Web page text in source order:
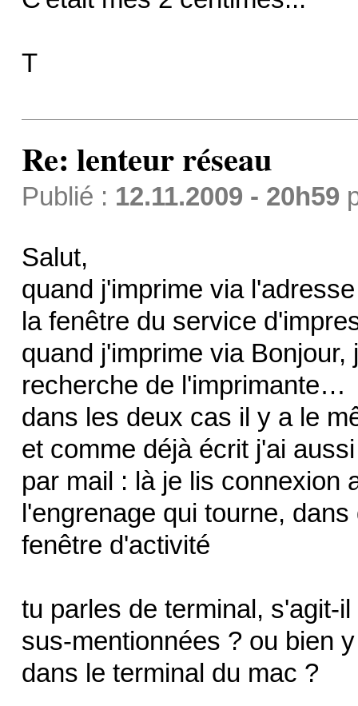
T
Re: lenteur réseau
Publié : 12.11.2009 - 20h59
Salut,
quand j'imprime via
la fenêtre du service
quand j'imprime via
recherche de l'imprimante…
dans les deux cas il y a le
et comme déjà écrit j'ai
par mail : là je lis
l'engrenage qui tourne,
fenêtre d'activité
tu parles de terminal, s'agit-
sus-mentionnées ? ou bien
dans le terminal du mac ?